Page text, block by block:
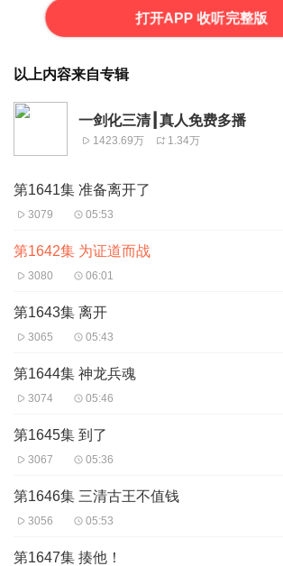
打开APP 收听完整版
以上内容来自专辑
一剑化三清┃真人免费多播
1423.69万 1.34万
第1641集 准备离开了
3079 05:53
第1642集 为证道而战
3080 06:01
第1643集 离开
3065 05:43
第1644集 神龙兵魂
3074 05:46
第1645集 到了
3067 05:36
第1646集 三清古王不值钱
3056 05:53
第1647集 揍他！